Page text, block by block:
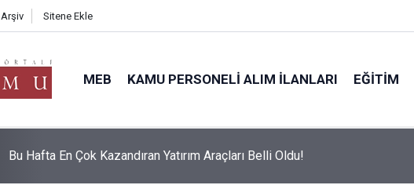
Arşiv Sitene Ekle
MEB KAMU PERSONELI ALIM İLANLARI EĞITIM
MEB E-Sınav Ücretleri ve Görev Yerleri Belli Oldu: İşte 10-16 Ağustos
Tarifesi!